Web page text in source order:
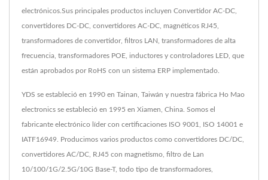
electrónicos.Sus principales productos incluyen Convertidor AC-DC,
convertidores DC-DC, convertidores AC-DC, magnéticos RJ45,
transformadores de convertidor, filtros LAN, transformadores de alta
frecuencia, transformadores POE, inductores y controladores LED, que
están aprobados por RoHS con un sistema ERP implementado.
YDS se estableció en 1990 en Tainan, Taiwán y nuestra fábrica Ho Mao
electronics se estableció en 1995 en Xiamen, China. Somos el
fabricante electrónico líder con certificaciones ISO 9001, ISO 14001 e
IATF16949. Producimos varios productos como convertidores DC/DC,
convertidores AC/DC, RJ45 con magnetismo, filtro de Lan
10/100/1G/2.5G/10G Base-T, todo tipo de transformadores,